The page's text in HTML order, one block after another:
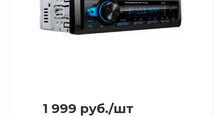
1 999 руб./шт